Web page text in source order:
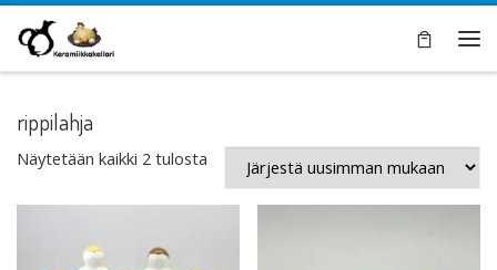
Skip to content
rippilahja
Näytetään kaikki 2 tulosta